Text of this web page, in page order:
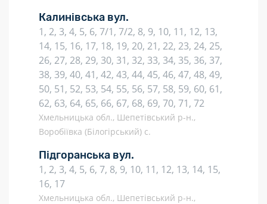
Калинівська вул.
1, 2, 3, 4, 5, 6, 7/1, 7/2, 8, 9, 10, 11, 12, 13,
14, 15, 16, 17, 18, 19, 20, 21, 22, 23, 24, 25,
26, 27, 28, 29, 30, 31, 32, 33, 34, 35, 36, 37,
38, 39, 40, 41, 42, 43, 44, 45, 46, 47, 48, 49,
50, 51, 52, 53, 54, 55, 56, 57, 58, 59, 60, 61,
62, 63, 64, 65, 66, 67, 68, 69, 70, 71, 72
Хмельницька обл., Шепетівський р-н.,
Воробіївка (Білогірський) с.
Підгоранська вул.
1, 2, 3, 4, 5, 6, 7, 8, 9, 10, 11, 12, 13, 14, 15,
16, 17
Хмельницька обл., Шепетівський р-н.,